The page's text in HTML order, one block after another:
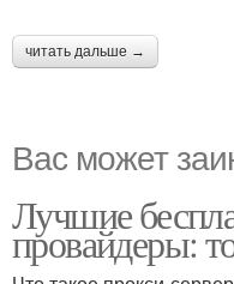
читать дальше →
Вас может
Лучшие
провайдеры: